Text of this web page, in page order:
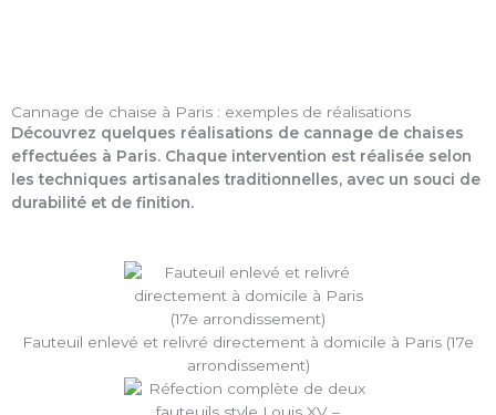
Cannage de chaise à Paris : exemples de réalisations
Découvrez quelques réalisations de cannage de chaises
effectuées à Paris. Chaque intervention est réalisée selon
les techniques artisanales traditionnelles, avec un souci de
durabilité et de finition.
Fauteuil enlevé et relivré directement à domicile à Paris (17e
arrondissement)